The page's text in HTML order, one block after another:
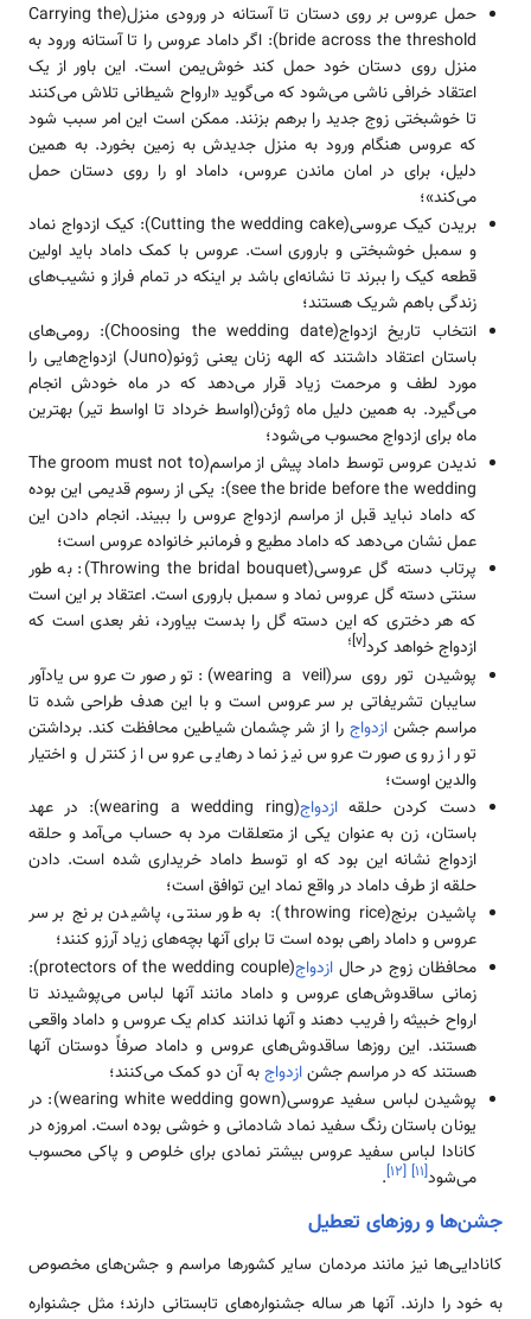
حمل عروس بر روی دستان تا آستانه در ورودی منزل(Carrying the
bride across the threshold): اگر داماد عروس را تا آستانه ورود به
منزل روی دستان خود حمل کند خوش‌یمن است. این باور از یک
اعتقاد خرافی ناشی می‌شود که می‌گوید «ارواح شیطانی تلاش می‌کنند
تا خوشبختی زوج جدید را برهم بزنند. ممکن است این امر سبب شود
که عروس هنگام ورود به منزل جدیدش به زمین بخورد. به همین
دلیل، برای در امان ماندن عروس، داماد او را روی دستان حمل
می‌کند»؛
بریدن کیک عروسی(Cutting the wedding cake): کیک ازدواج نماد
و سمبل خوشبختی و باروری است. عروس با کمک داماد باید اولین
قطعه کیک را ببرند تا نشانه‌ای باشد بر اینکه در تمام فراز و نشیب‌های
زندگی باهم شریک هستند؛
انتخاب تاریخ ازدواج(Choosing the wedding date): رومی‌های
باستان اعتقاد داشتند که الهه زنان یعنی ژونو(Juno) ازدواج‌هایی را
مورد لطف و مرحمت زیاد قرار می‌دهد که در ماه خودش انجام
می‌گیرد. به همین دلیل ماه ژوئن(اواسط خرداد تا اواسط تیر) بهترین
ماه برای ازدواج محسوب می‌شود؛
ندیدن عروس توسط داماد پیش از مراسم(The groom must not to
see the bride before the wedding): یکی از رسوم قدیمی این بوده
که داماد نباید قبل از مراسم ازدواج عروس را ببیند. انجام دادن این
عمل نشان می‌دهد که داماد مطیع و فرمانبر خانواده عروس است؛
پرتاب دسته گل عروسی(Throwing the bridal bouquet): به طور
سنتی دسته گل عروس نماد و سمبل باروری است. اعتقاد بر این است
که هر دختری که این دسته گل را بدست بیاورد، نفر بعدی است که
ازدواج خواهد کرد[v]؛
پوشیدن تور روی سر(wearing a veil): تور صورت عروس یادآور
سایبان تشریفاتی بر سر عروس است و با این هدف طراحی شده تا
مراسم جشنازدواج را از شر چشمان شیاطین محافظت کند. برداشتن
تور از روی صورت عروس نیز نماد رهایی عروس از کنترل و اختیار
والدین اوست؛
دست کردن حلقهازدواج
(wearing a wedding ring): در عهد
باستان، زن به عنوان یکی از متعلقات مرد به حساب می‌آمد و حلقه
ازدواج نشانه این بود که او توسط داماد خریداری شده است. دادن
حلقه از طرف داماد در واقع نماد این توافق است؛
پاشیدن برنج(throwing rice): به طور سنتی، پاشیدن برنج بر سر
عروس و داماد راهی بوده است تا برای آنها بچه‌های زیاد آرزو کنند؛
محافظان زوج در حالازدواج
(protectors of the wedding couple):
زمانی ساقدوش‌های عروس و داماد مانند آنها لباس می‌پوشیدند تا
ارواح خبیثه را فریب دهند و آنها ندانند کدام یک عروس و داماد واقعی
هستند. این روزها ساقدوش‌های عروس و داماد صرفاً دوستان آنها
هستند که در مراسم جشنازدواجبه آن دو کمک می‌کنند؛
پوشیدن لباس سفید عروسی(wearing white wedding gown): در
یونان باستان رنگ سفید نماد شادمانی و خوشی بوده است. امروزه در
کانادا لباس سفید عروس بیشتر نمادی برای خلوص و پاکی محسوب
می‌شود[۱۱]
[۱۲]
.
جشن‌ها و روزهای تعطیل
کانادایی‌ها نیز مانند مردمان سایر کشورها مراسم و جشن‌های مخصوص
به خود را دارند. آنها هر ساله جشنواره‌های تابستانی دارند؛ مثل جشنواره